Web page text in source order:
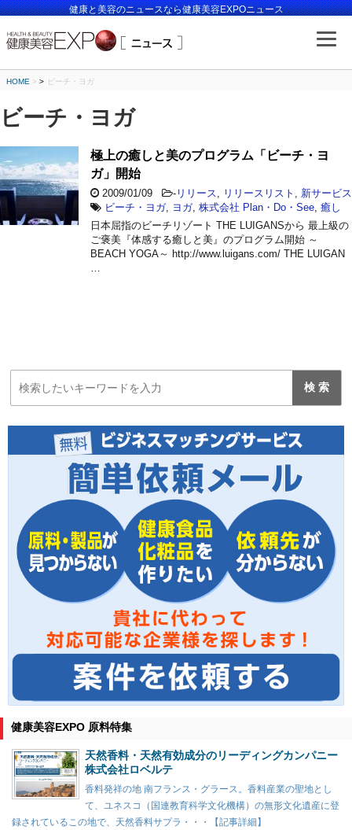
健康と美容のニュースなら健康美容EXPOニュース
HOME > ビーチ・ヨガ
ビーチ・ヨガ
極上の癒しと美のプログラム「ビーチ・ヨ
ガ」開始
2009/01/09 - リリース リリースリスト
新サービス
ビーチ・ヨガ, ヨガ, 株式会社 Plan・Do・See 癒し
日本屈指のビーチリゾート THE LUIGANSから 最上級の
ご褒美『体感する癒しと美』のプログラム開始 ～
BEACH YOGA～ http://www.luigans.com/ THE LUIGAN
健康美容EXPO 原料特集
天然香料・天然有効成分のリーディングカンパニー
株式会社ロベルテ
香料発祥の地 南フランス・グラース。香料産業の聖地とし
て、ユネスコ（国連教育科学文化機構）の無形文化遺産に登
録されているこの地で、天然香料サプラ・・・【記事詳細】